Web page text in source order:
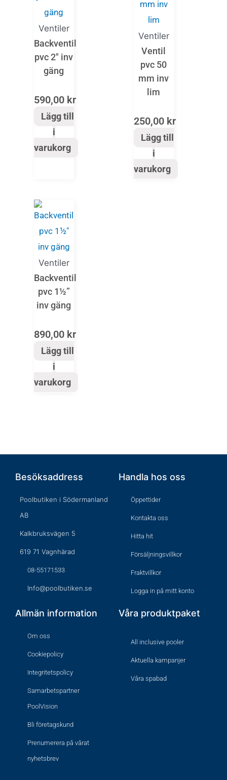
Ventiler
Backventil
pvc 2″ inv
gäng
590,00 kr
Lägg till
i
varukorg
Ventiler
Ventil
pvc 50
mm inv
lim
250,00 kr
Lägg till
i
varukorg
Ventiler
Backventil
pvc 1½”
inv gäng
890,00 kr
Lägg till
i
varukorg
Besöksaddress
Poolbutiken i Södermanland
AB
Kalkbruksvägen 5
619 71 Vagnhärad
08-55171533
Info@poolbutiken.se
Handla hos oss
Öppettider
Kontakta oss
Hitta hit
Försäljningsvillkor
Fraktvillkor
Logga in på mitt konto
Allmän information
Om oss
Cookiepolicy
Integritetspolicy
Samarbetspartner
PoolVision
Bli företagskund
Prenumerera på vårat
nyhetsbrev
Våra produktpaket
All inclusive pooler
Aktuella kampanjer
Våra spabad